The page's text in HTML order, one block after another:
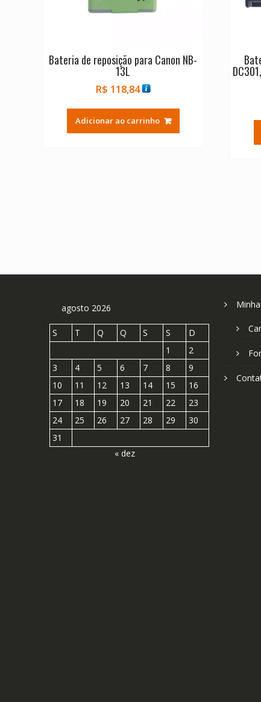
Bateria de reposição para Canon NB-
13L
R$ 118,84
Adicionar ao carrinho
agosto 2026
S T Q Q S S
D
1
2
3
4 5 6 7 8
9
10
11 12 13 14 15
16
17
18 19 20 21 22
23
24
25 26 27 28 29
30
31
« dez